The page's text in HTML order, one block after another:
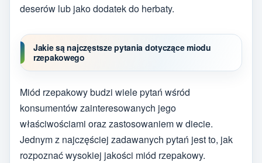
deserów lub jako dodatek do herbaty.
Jakie są najczęstsze pytania dotyczące miodu
rzepakowego
Miód rzepakowy budzi wiele pytań wśród
konsumentów zainteresowanych jego
właściwościami oraz zastosowaniem w diecie.
Jednym z najczęściej zadawanych pytań jest to, jak
rozpoznać wysokiej jakości miód rzepakowy.